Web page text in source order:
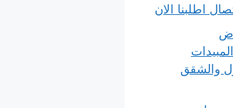
اطلبنا الان
المبيدات
والشقق